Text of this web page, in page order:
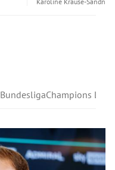
BundesligaChampions